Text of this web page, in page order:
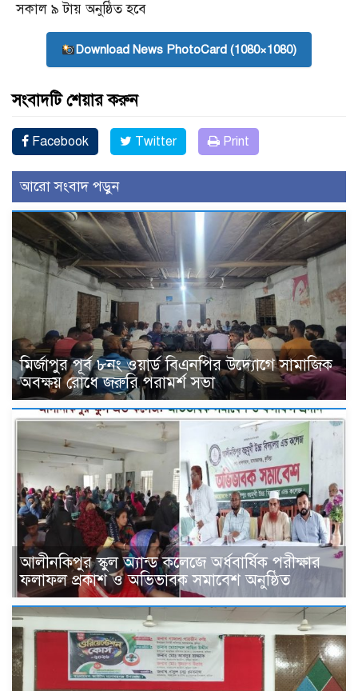
সকাল ৯ টায় অনুষ্ঠিত হবে
Download News PhotoCard (1080×1080)
সংবাদটি শেয়ার করুন
Facebook Twitter Print
আরো সংবাদ পড়ুন
মির্জাপুর পূর্ব ৮নং ওয়ার্ড বিএনপির উদ্যোগে সামাজিক
অবক্ষয় রোধে জরুরি পরামর্শ সভা
আলীনকিপুর স্কুল অ্যান্ড কলেজে অর্ধবার্ষিক পরীক্ষার
ফলাফল প্রকাশ ও অভিভাবক সমাবেশ অনুষ্ঠিত